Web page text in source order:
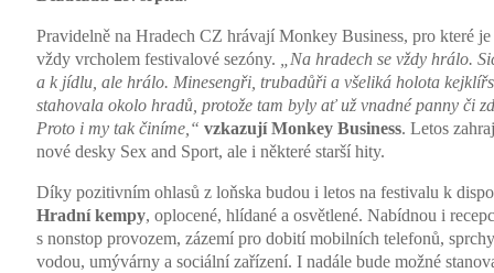
Pravidelně na Hradech CZ hrávají Monkey Business, pro které
vždy vrcholem festivalové sezóny.
„Na hradech se vždy hrálo.
a k jídlu, ale hrálo. Minesengři, trubadůři a všeliká holota
stahovala okolo hradů, protože tam byly ať už vnadné panny či
Proto i my tak činíme,“ vzkazují Monkey Business. Letos
nové desky Sex and Sport, ale i některé starší hity.
Díky pozitivním ohlasů z loňska budou i letos na festivalu k
Hradní kempy, oplocené, hlídané a osvětlené. Nabídnou i
s nonstop provozem, zázemí pro dobití mobilních telefonů,
vodou, umývárny a sociální zařízení. I nadále bude možné